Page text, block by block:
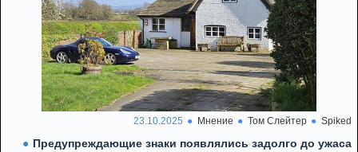
23.10.2025 Мнение Том Слейтер Spiked
Предупреждающие знаки появлялись задолго до ужаса